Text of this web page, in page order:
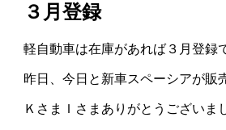
３月登録
軽自動車は在庫があれば３月登録
昨日、今日と新車スペーシアが販
ＫさまＩさまありがとうございま